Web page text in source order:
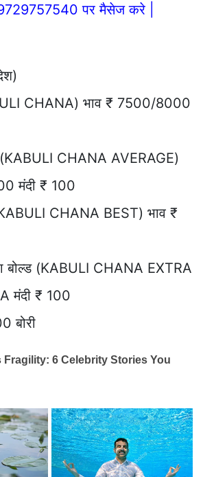
9729757540 पर मैसेज करे |
CHANA) भाव ₹ 7500/8000
CHANA AVERAGE)
मंदी ₹ 100
CHANA BEST) भाव ₹
बोल्ड (KABULI CHANA EXTRA
मंदी ₹ 100
बोरी